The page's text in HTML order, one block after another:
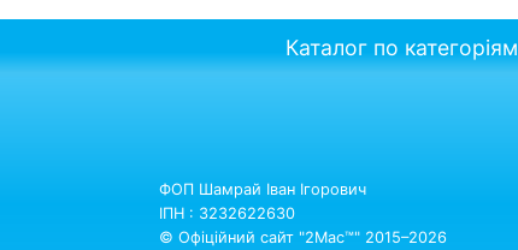
Каталог по категоріям
ФОП Шамрай Іван Ігорович
ІПН : 3232622630
© Офіційний сайт "2Mac™" 2015–2026